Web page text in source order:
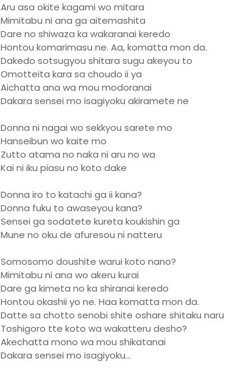
Aru asa okite kagami wo mitara
Mimitabu ni ana ga aitemashita
Dare no shiwaza ka wakaranai keredo
Hontou komarimasu ne. Aa, komatta mon da.
Dakedo sotsugyou shitara sugu akeyou to
Omotteita kara sa choudo ii ya
Aichatta ana wa mou modoranai
Dakara sensei mo isagiyoku akiramete ne
Donna ni nagai wo sekkyou sarete mo
Hanseibun wo kaite mo
Zutto atama no naka ni aru no wa
Kai ni iku piasu no koto dake
Donna iro to katachi ga ii kana?
Donna fuku to awaseyou kana?
Sensei ga sodatete kureta koukishin ga
Mune no oku de afuresou ni natteru
Somosomo doushite warui koto nano?
Mimitabu ni ana wo akeru kurai
Dare ga kimeta no ka shiranai keredo
Hontou okashii yo ne. Haa komatta mon da.
Datte sa chotto senobi shite oshare shitaku naru
Toshigoro tte koto wa wakatteru desho?
Akechatta mono wa mou shikatanai
Dakara sensei mo isagiyoku...